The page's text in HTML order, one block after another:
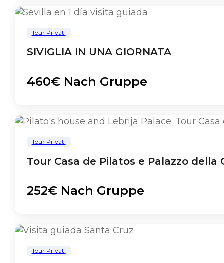
Tour Privati
SIVIGLIA IN UNA GIORNATA
460€ Nach Gruppe
Tour Privati
Tour Casa de Pilatos e Palazzo
252€ Nach Gruppe
Tour Privati